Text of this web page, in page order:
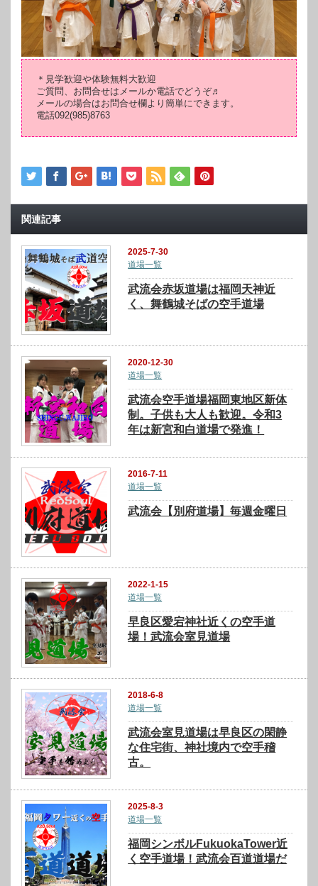
＊見学歓迎や体験無料大歓迎
ご質問、お問合せはメールか電話でどうぞ♬
メールの場合はお問合せ欄より簡単にできます。
電話092(985)8763
関連記事
2025-7-30
道場一覧
武流会赤坂道場は福岡天神近
く、舞鶴城そばの空手道場
2020-12-30
道場一覧
武流会空手道場福岡東地区新体
制。子供も大人も歓迎。令和3
年は新宮和白道場で発進！
2016-7-11
道場一覧
武流会【別府道場】毎週金曜日
2022-1-15
道場一覧
早良区愛宕神社近くの空手道
場！武流会室見道場
2018-6-8
道場一覧
武流会室見道場は早良区の閑静
な住宅街、神社境内で空手稽
古。
2025-8-3
道場一覧
福岡シンボルFukuokaTower近
く空手道場！武流会百道道場だ